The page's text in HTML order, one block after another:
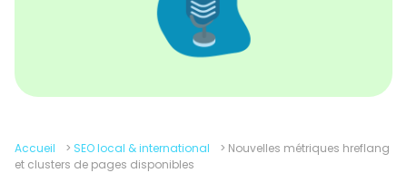
Accueil > SEO local & international > Nouvelles métriques hreflang
et clusters de pages disponibles